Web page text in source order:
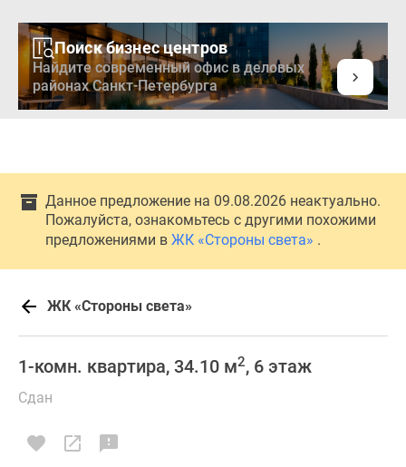
Поиск бизнес центров
Найдите современный офис в деловых
районах Санкт-Петербурга
Данное предложение на 09.08.2026 неактуально.
Пожалуйста, ознакомьтесь с другими похожими
предложениями в ЖК «Стороны света» .
ЖК «Стороны света»
1-комн. квартира, 34.10 м2, 6 этаж
Сдан